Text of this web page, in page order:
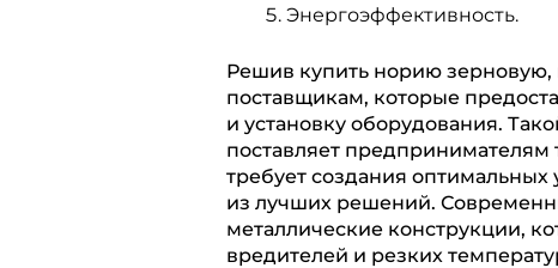
Энергоэффективность.
Решив купить норию
поставщикам, которые
и установку оборудования.
поставляет предпринимателям
требует создания оптимальных
из лучших решений.
металлические конструкции,
вредителей и резких